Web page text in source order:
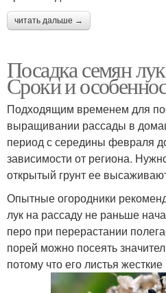
читать дальше →
Посадка семян
Сроки и
Подходящим временем для
выращивании рассады в
период с середины февраля
зависимости от региона.
открытый грунт ее
Опытные огородники
лук на рассаду не раньше
перо при перерастании
порей можно посеять
потому что его листья